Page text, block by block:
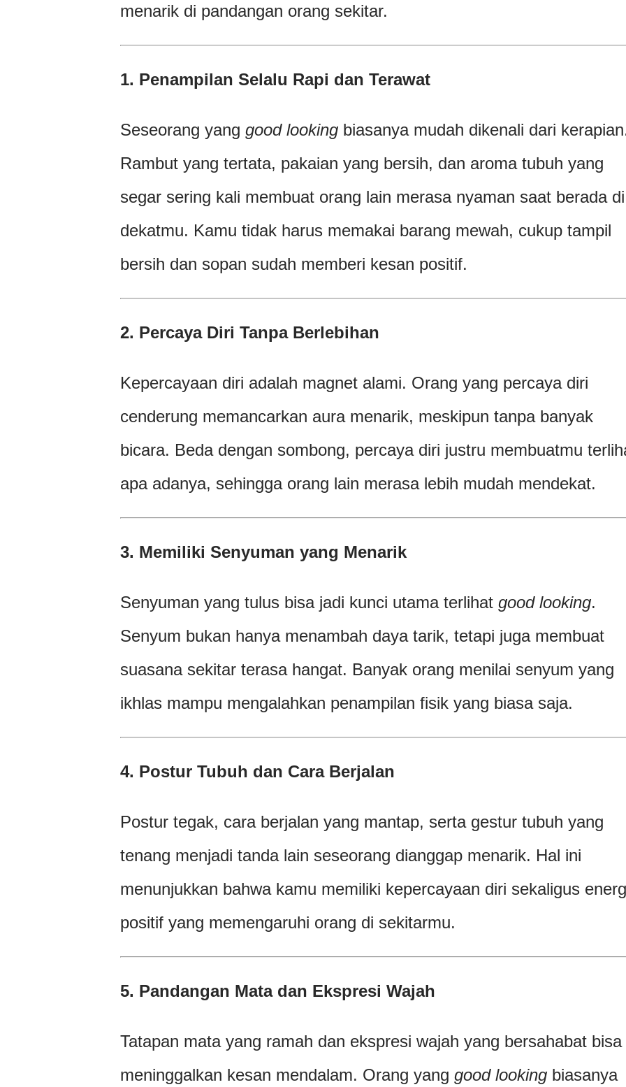
menarik di pandangan orang sekitar.
1. Penampilan Selalu Rapi dan Terawat
Seseorang yang good looking biasanya mudah dikenali dari
Rambut yang tertata, pakaian yang bersih, dan aroma tubuh yang
segar sering kali membuat orang lain merasa nyaman saat berada di
dekatmu. Kamu tidak harus memakai barang mewah, cukup tampil
bersih dan sopan sudah memberi kesan positif.
2. Percaya Diri Tanpa Berlebihan
Kepercayaan diri adalah magnet alami. Orang yang percaya diri
cenderung memancarkan aura menarik, meskipun tanpa banyak
bicara. Beda dengan sombong, percaya diri justru membuatmu
apa adanya, sehingga orang lain merasa lebih mudah mendekat.
3. Memiliki Senyuman yang Menarik
Senyuman yang tulus bisa jadi kunci utama terlihat good looking.
Senyum bukan hanya menambah daya tarik, tetapi juga membuat
suasana sekitar terasa hangat. Banyak orang menilai senyum yang
ikhlas mampu mengalahkan penampilan fisik yang biasa saja.
4. Postur Tubuh dan Cara Berjalan
Postur tegak, cara berjalan yang mantap, serta gestur tubuh yang
tenang menjadi tanda lain seseorang dianggap menarik. Hal ini
menunjukkan bahwa kamu memiliki kepercayaan diri sekaligus
positif yang memengaruhi orang di sekitarmu.
5. Pandangan Mata dan Ekspresi Wajah
Tatapan mata yang ramah dan ekspresi wajah yang bersahabat bisa
meninggalkan kesan mendalam. Orang yang good looking biasanya